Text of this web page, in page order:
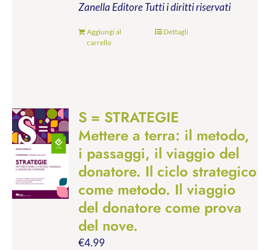
Zanella EditoreTutti i diritti riservati
Aggiungi al
carrello
Dettagli
S = STRATEGIE
Mettere a terra: il metodo,
i passaggi, il viaggio del
donatore. Il ciclo strategico
come metodo. Il viaggio
del donatore come prova
del nove.
€4.99